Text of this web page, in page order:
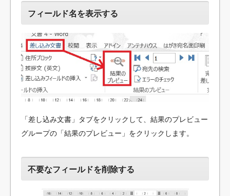
フィールド名を表示する
「差し込み文書」タブをクリックして、結果のプレビュー
グループの「結果のプレビュー」をクリックします。
不要なフィールドを削除する